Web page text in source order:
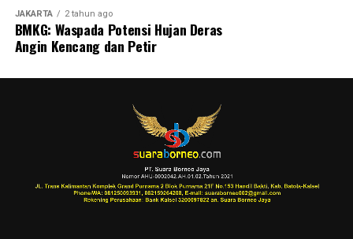
JAKARTA 2 tahun ago
BMKG: Waspada Potensi Hujan Deras
Angin Kencang dan Petir